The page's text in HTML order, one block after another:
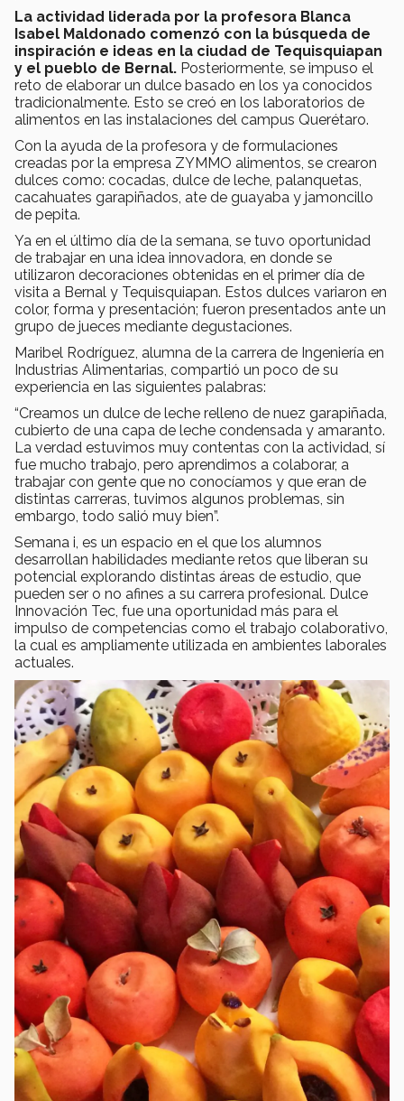
La actividad liderada por la profesora Blanca
Isabel Maldonado comenzó con la búsqueda de
inspiración e ideas en la ciudad de Tequisquiapan
y el pueblo de Bernal. Posteriormente, se impuso el
reto de elaborar un dulce basado en los ya conocidos
tradicionalmente. Esto se creó en los laboratorios de
alimentos en las instalaciones del campus Querétaro.
Con la ayuda de la profesora y de formulaciones
creadas por la empresa ZYMMO alimentos, se crearon
dulces como: cocadas, dulce de leche, palanquetas,
cacahuates garapiñados, ate de guayaba y jamoncillo
de pepita.
Ya en el último día de la semana, se tuvo oportunidad
de trabajar en una idea innovadora, en donde se
utilizaron decoraciones obtenidas en el primer día de
visita a Bernal y Tequisquiapan. Estos dulces variaron en
color, forma y presentación; fueron presentados ante un
grupo de jueces mediante degustaciones.
Maribel Rodríguez, alumna de la carrera de Ingeniería en
Industrias Alimentarias, compartió un poco de su
experiencia en las siguientes palabras:
“Creamos un dulce de leche relleno de nuez garapiñada,
cubierto de una capa de leche condensada y amaranto.
La verdad estuvimos muy contentas con la actividad, sí
fue mucho trabajo, pero aprendimos a colaborar, a
trabajar con gente que no conocíamos y que eran de
distintas carreras, tuvimos algunos problemas, sin
embargo, todo salió muy bien”.
Semana i, es un espacio en el que los alumnos
desarrollan habilidades mediante retos que liberan su
potencial explorando distintas áreas de estudio, que
pueden ser o no afines a su carrera profesional. Dulce
Innovación Tec, fue una oportunidad más para el
impulso de competencias como el trabajo colaborativo,
la cual es ampliamente utilizada en ambientes laborales
actuales.